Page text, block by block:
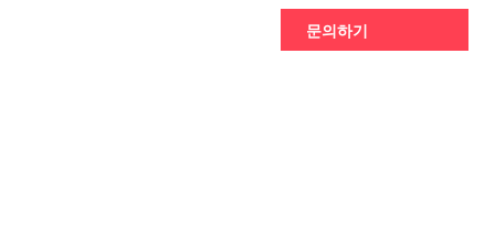
문의하기